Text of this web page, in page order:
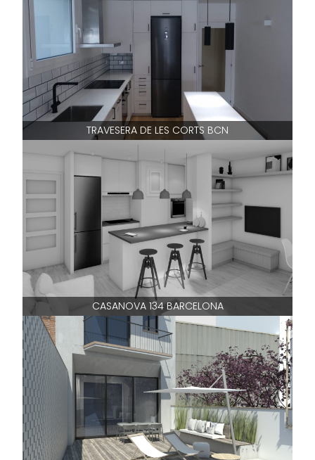
TRAVESERA DE LES CORTS BCN
CASANOVA 134 BARCELONA